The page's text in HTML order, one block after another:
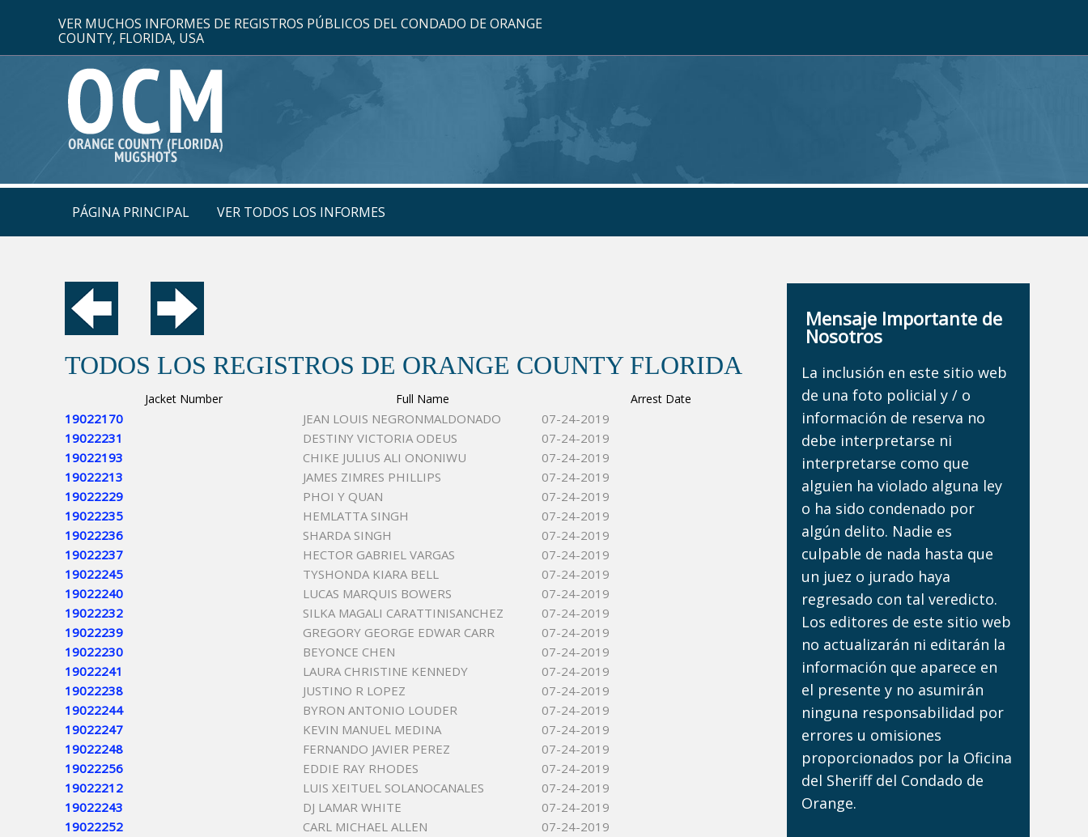
VER MUCHOS INFORMES DE REGISTROS PÚBLICOS DEL CONDADO DE ORANGE
COUNTY, FLORIDA, USA
PÁGINA PRINCIPAL VER TODOS LOS INFORMES
TODOS LOS REGISTROS DE ORANGE COUNTY FLORIDA
Jacket Number Full Name Arrest Date
19022170 JEAN LOUIS NEGRONMALDONADO
07-24-2019
19022231
DESTINY VICTORIA ODEUS
07-24-2019
19022193
CHIKE JULIUS ALI ONONIWU
07-24-2019
19022213
JAMES ZIMRES PHILLIPS
07-24-2019
19022229
PHOI Y QUAN
07-24-2019
19022235
HEMLATTA SINGH
07-24-2019
19022236
SHARDA SINGH
07-24-2019
19022237
HECTOR GABRIEL VARGAS
07-24-2019
19022245
TYSHONDA KIARA BELL
07-24-2019
19022240
LUCAS MARQUIS BOWERS
07-24-2019
19022232
SILKA MAGALI CARATTINISANCHEZ
07-24-2019
19022239
GREGORY GEORGE EDWAR CARR
07-24-2019
19022230
BEYONCE CHEN
07-24-2019
19022241
LAURA CHRISTINE KENNEDY
07-24-2019
19022238
JUSTINO R LOPEZ
07-24-2019
19022244
BYRON ANTONIO LOUDER
07-24-2019
19022247
KEVIN MANUEL MEDINA
07-24-2019
19022248
FERNANDO JAVIER PEREZ
07-24-2019
19022256
EDDIE RAY RHODES
07-24-2019
19022212
LUIS XEITUEL SOLANOCANALES
07-24-2019
19022243
DJ LAMAR WHITE
07-24-2019
19022252
CARL MICHAEL ALLEN
07-24-2019
Mensaje Importante de
Nosotros
La inclusión en este sitio web
de una foto policial y / o
información de reserva no
debe interpretarse ni
interpretarse como que
alguien ha violado alguna ley
o ha sido condenado por
algún delito. Nadie es
culpable de nada hasta que
un juez o jurado haya
regresado con tal veredicto.
Los editores de este sitio web
no actualizarán ni editarán la
información que aparece en
el presente y no asumirán
ninguna responsabilidad por
errores u omisiones
proporcionados por la Oficina
del Sheriff del Condado de
Orange.